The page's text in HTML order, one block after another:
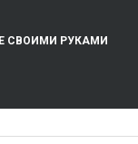
СВОИМИ РУКАМИ